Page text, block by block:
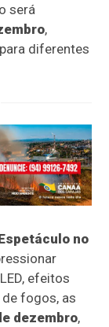
será
,
diferentes
no
efeitos
fogos, as
dezembro,